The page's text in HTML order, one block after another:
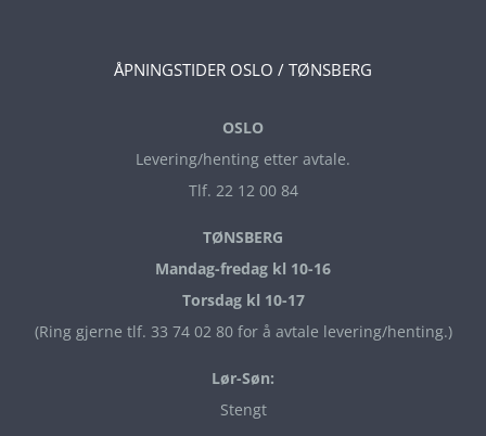
ÅPNINGSTIDER OSLO / TØNSBERG
OSLO
Levering/henting etter avtale.
Tlf. 22 12 00 84
TØNSBERG
Mandag-fredag kl 10-16
Torsdag kl 10-17
(Ring gjerne tlf. 33 74 02 80 for å avtale levering/henting.)
Lør-Søn:
Stengt